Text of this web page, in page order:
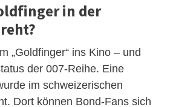
in der
„Goldfinger“ ins Kino – und
der 007-Reihe. Eine
im schweizerischen
Dort können Bond-Fans sich